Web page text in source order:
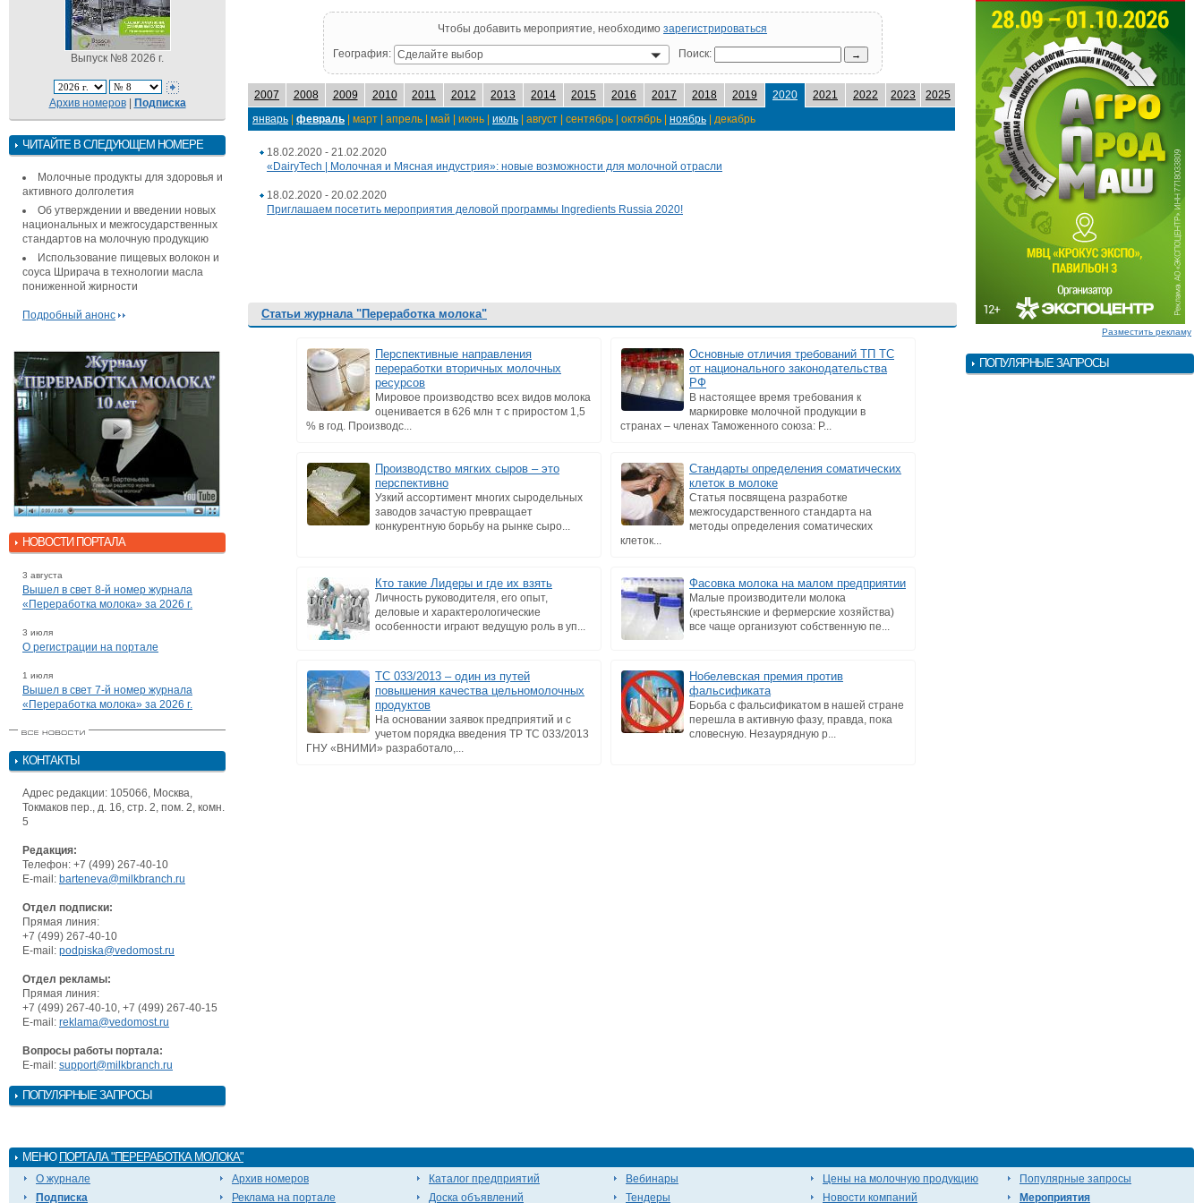
Выпуск №8 2026 г.
Архив номеров| Подписка
ЧИТАЙТЕ В СЛЕДУЮЩЕМ НОМЕРЕ
Молочные продукты для здоровья и
активного долголетия
Об утверждении и введении новых
национальных и межгосударственных
стандартов на молочную продукцию
Использование пищевых волокон и
соуса Шрирача в технологии масла
пониженной жирности
Подробный анонс
НОВОСТИ ПОРТАЛА
3 августа
Вышел в свет 8-й номер журнала
«Переработка молока» за 2026 г.
3 июля
О регистрации на портале
1 июля
Вышел в свет 7-й номер журнала
«Переработка молока» за 2026 г.
КОНТАКТЫ
Адрес редакции: 105066, Москва,
Токмаков пер., д. 16, стр. 2, пом. 2, комн.
5
Редакция:
Телефон: +7 (499) 267-40-10
E-mail: barteneva@milkbranch.ru
Отдел подписки:
Прямая линия:
+7 (499) 267-40-10
E-mail: podpiska@vedomost.ru
Отдел рекламы:
Прямая линия:
+7 (499) 267-40-10, +7 (499) 267-40-15
E-mail: reklama@vedomost.ru
Вопросы работы портала:
E-mail: support@milkbranch.ru
ПОПУЛЯРНЫЕ ЗАПРОСЫ
Чтобы добавить мероприятие, необходимо зарегистрироваться
География: Сделайте выбор Поиск:
2007 2008 2009 2010 2011 2012 2013 2014 2015 2016 2017 2018 2019 2020 2021 2022 2023
2025
январь
февраль | март | апрель | май | июнь | июль | август | сентябрь | октябрь | ноябрь | декабрь
18.02.2020 - 21.02.2020
«DairyTech | Молочная и Мясная индустрия»: новые возможности для молочной отрасли
18.02.2020 - 20.02.2020
Приглашаем посетить мероприятия деловой программы Ingredients Russia 2020!
Статьи журнала "Переработка молока"
Перспективные направления
переработки вторичных молочных
ресурсов
Мировое производство всех видов молока
оценивается в 626 млн т c приростом 1,5
% в год. Производс...
Основные отличия требований ТП ТС
от национального законодательства
РФ
В настоящее время требования к
маркировке молочной продукции в
странах – членах Таможенного союза: Р...
Производство мягких сыров – это
перспективно
Узкий ассортимент многих сыродельных
заводов зачастую превращает
конкурентную борьбу на рынке сыро...
Стандарты определения соматических
клеток в молоке
Статья посвящена разработке
межгосударственного стандарта на
методы определения соматических
клеток...
Кто такие Лидеры и где их взять
Личность руководителя, его опыт,
деловые и характерологические
особенности играют ведущую роль в уп...
Фасовка молока на малом предприятии
Малые производители молока
(крестьянские и фермерские хозяйства)
все чаще организуют собственную пе...
ТС 033/2013 – один из путей
повышения качества цельномолочных
продуктов
На основании заявок предприятий и с
учетом порядка введения ТР ТС 033/2013
ГНУ «ВНИМИ» разработало,...
Нобелевская премия против
фальсификата
Борьба с фальсификатом в нашей стране
перешла в активную фазу, правда, пока
словесную. Незаурядную р...
Разместить рекламу
ПОПУЛЯРНЫЕ ЗАПРОСЫ
МЕНЮ ПОРТАЛА "ПЕРЕРАБОТКА МОЛОКА"
О журнале
Подписка
Архив номеров
Реклама на портале
Каталог предприятий
Доска объявлений
Вебинары
Тендеры
Цены на молочную продукцию
Новости компаний
Популярные запросы
Мероприятия